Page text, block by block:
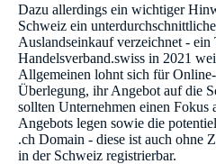
Dazu allerdings ein wichtiger
Schweiz ein
Auslandseinkauf verzeichnet - ein
Handelsverband.swiss in 2021
Allgemeinen lohnt sich für
Überlegung, ihr Angebot auf die
sollten Unternehmen einen
Angebots legen sowie die
.ch Domain - diese ist auch ohne
in der Schweiz registrierbar.